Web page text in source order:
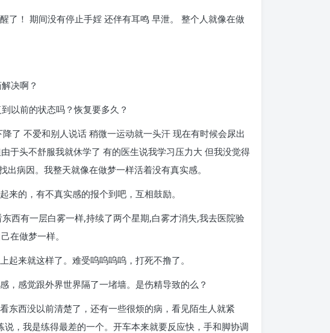
了！ 期间没有停止手婬 还伴有耳鸣 早泄。 整个人就像在做
决啊？
以前的状态吗？恢复要多久？
了 不爱和别人说话 稍微一运动就一头汗 现在有时候会尿出
于头不舒服我就休学了 有的医生说我学习压力大 但我没觉得
病因。我整天就像在做梦一样活着没有真实感。
的，有不真实感的报个到吧，互相鼓励。
西有一层白雾一样,持续了两个星期,白雾才消失,我去医院验
在做梦一样。
来就这样了。难受呜呜呜呜，打死不撸了。
，感觉跟外界世界隔了一堵墙。是伤精导致的么？
东西没以前清楚了，还有一些很烦的病，看见陌生人就紧
，我是练得最差的一个。开车本来就要反应快，手和脚协调